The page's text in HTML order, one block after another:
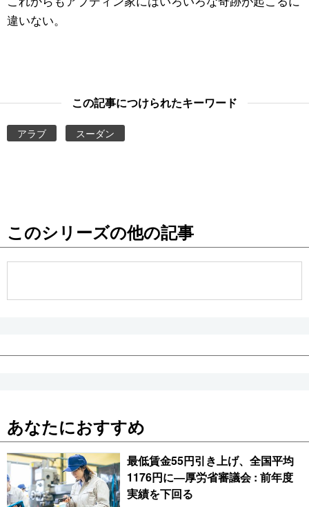
違いない。
この記事につけられたキーワード
アラブ スーダン
このシリーズの他の記事
あなたにおすすめ
最低賃金55円引き上げ、全国平均
1176円に―厚労省審議会 : 前年度
実績を下回る